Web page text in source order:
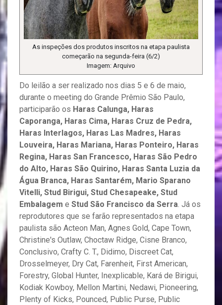
As inspeções dos produtos inscritos na etapa paulista
começarão na segunda-feira (6/2)
Imagem: Arquivo
Do leilão a ser realizado nos dias 5 e 6 de maio,
durante o meeting do Grande Prêmio São Paulo,
participarão os Haras Calunga, Haras
Caporanga, Haras Cima, Haras Cruz de Pedra,
Haras Interlagos, Haras Las Madres, Haras
Louveira, Haras Mariana, Haras Ponteiro, Haras
Regina, Haras San Francesco, Haras São Pedro
do Alto, Haras São Quirino, Haras Santa Luzia da
Água Branca, Haras Santarém, Mario Sparano
Vitelli, Stud Birigui, Stud Chesapeake, Stud
Embalagem e Stud São Francisco da Serra. Já os
reprodutores que se farão representados na etapa
paulista são Acteon Man, Agnes Gold, Cape Town,
Christine's Outlaw, Choctaw Ridge, Cisne Branco,
Conclusivo, Crafty C. T., Didimo, Discreet Cat,
Drosselmeyer, Dry Cat, Farenheit, First American,
Forestry, Global Hunter, Inexplicable, Kará de Birigui,
Kodiak Kowboy, Mellon Martini, Nedawi, Pioneering,
Plenty of Kicks, Pounced, Public Purse, Public